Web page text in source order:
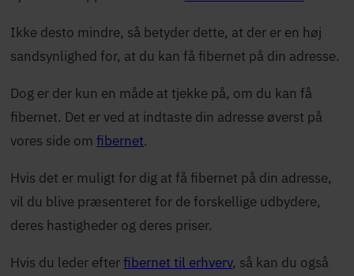
Ikke desto mindre, så betyder dette, at der er en høj
sandsynlighed for, at du kan få fibernet på din adresse.
Dog er der kun en måde at tjekke på, om du kan få
fibernet. Det er ved at indtaste din adresse øverst på
vores side omfibernet.
Hvis det er muligt for dig at få fibernet på din adresse,
vil du blive præsenteret for de forskellige udbydere,
deres hastigheder og deres priser.
Hvis du leder efterfibernet til erhverv, så kan du også